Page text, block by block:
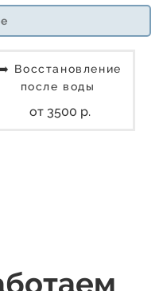
Восстановление
после воды
от 3500 р.